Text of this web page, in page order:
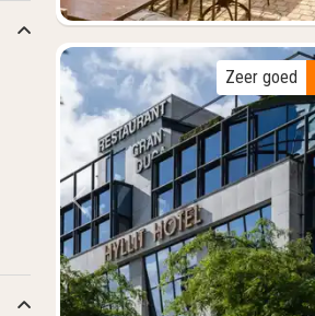
Vorige foto
Zeer goed